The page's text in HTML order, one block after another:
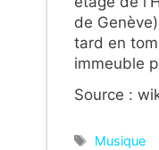
de
tard en
immeuble
Source :
Étiquettes
Musique